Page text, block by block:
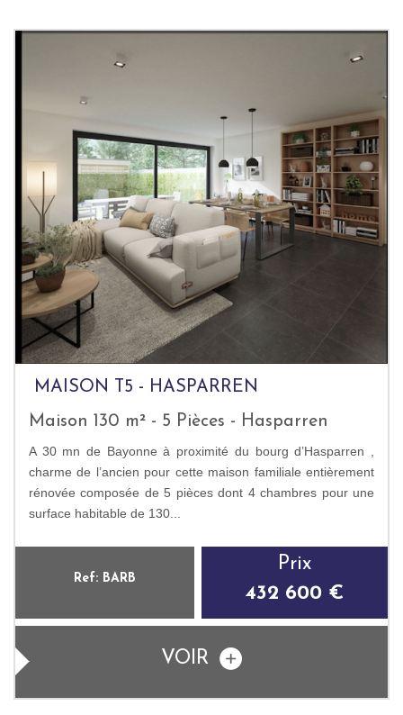
MAISON T5 - HASPARREN
Maison 130 m² - 5 Pièces - Hasparren
A 30 mn de Bayonne à proximité du bourg d’Hasparren ,
charme de l’ancien pour cette maison familiale entièrement
rénovée composée de 5 pièces dont 4 chambres pour une
surface habitable de 130...
Ref: BARB
Prix
432 600 €
VOIR